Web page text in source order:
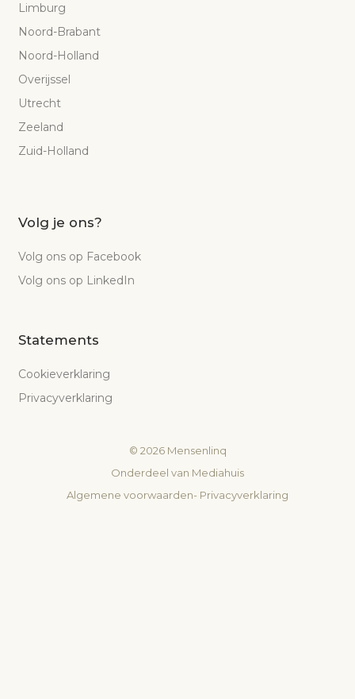
Limburg
Noord-Brabant
Noord-Holland
Overijssel
Utrecht
Zeeland
Zuid-Holland
Volg je ons?
Volg ons op Facebook
Volg ons op LinkedIn
Statements
Cookieverklaring
Privacyverklaring
© 2026Mensenlinq
Onderdeel van Mediahuis
Algemene voorwaarden- Privacyverklaring